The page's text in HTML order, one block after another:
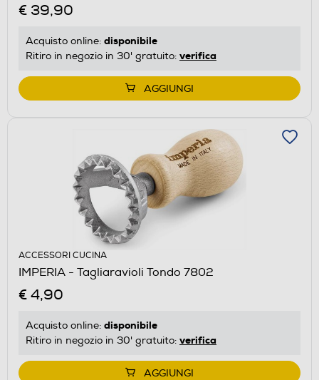
€ 39,90
Acquisto online: disponibile
Ritiro in negozio in 30' gratuito: verifica
AGGIUNGI
ACCESSORI CUCINA
IMPERIA - Tagliaravioli Tondo 7802
€ 4,90
Acquisto online: disponibile
Ritiro in negozio in 30' gratuito: verifica
AGGIUNGI